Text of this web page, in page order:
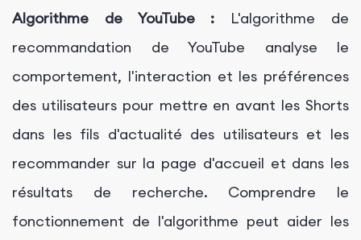
Algorithme de YouTube : L'algorithme de
recommandation de YouTube analyse le
comportement, l'interaction et les préférences
des utilisateurs pour mettre en avant les Shorts
dans les fils d'actualité des utilisateurs et les
recommander sur la page d'accueil et dans les
résultats de recherche. Comprendre le
fonctionnement de l'algorithme peut aider les